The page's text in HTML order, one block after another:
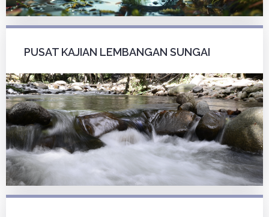
PUSAT KAJIAN LEMBANGAN SUNGAI